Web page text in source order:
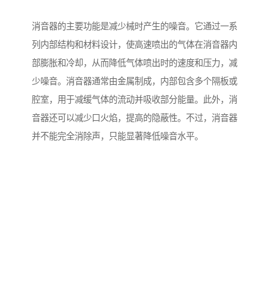
消音器的主要功能是减少械时产生的噪音。它通过一系
列内部结构和材料设计，使高速喷出的气体在消音器内
部膨胀和冷却，从而降低气体喷出时的速度和压力，减
少噪音。消音器通常由金属制成，内部包含多个隔板或
腔室，用于减缓气体的流动并吸收部分能量。此外，消
音器还可以减少口火焰，提高的隐蔽性。不过，消音器
并不能完全消除声，只能显著降低噪音水平。